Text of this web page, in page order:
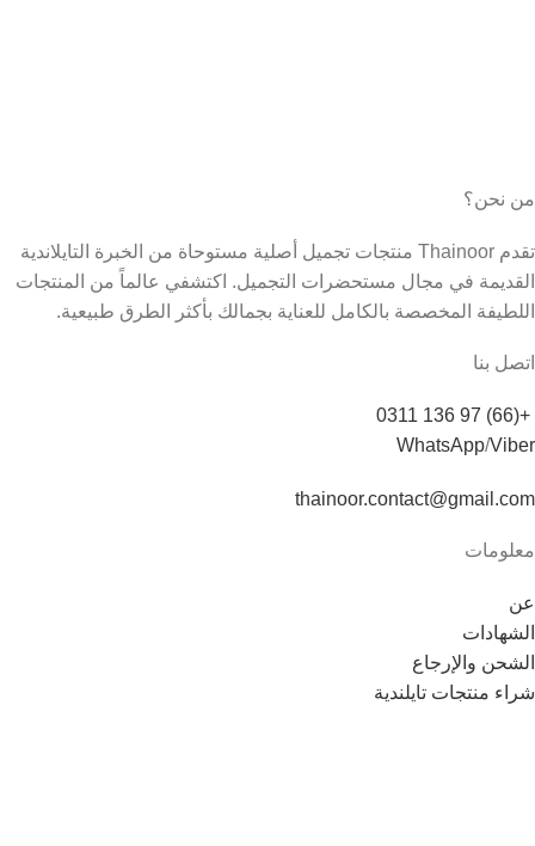
من نحن؟
تقدم Thainoor منتجات تجميل أصلية مستوحاة من الخبرة التايلاندية
القديمة في مجال مستحضرات التجميل. اكتشفي عالماً من المنتجات
اللطيفة المخصصة بالكامل للعناية بجمالك بأكثر الطرق طبيعية.
اتصل بنا
+(66) 97 136 0311
WhatsApp/Viber
thainoor.contact@gmail.com
معلومات
عن
الشهادات
الشحن والإرجاع
شراء منتجات تايلندية